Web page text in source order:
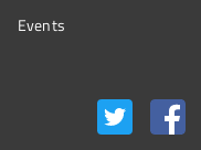
Events